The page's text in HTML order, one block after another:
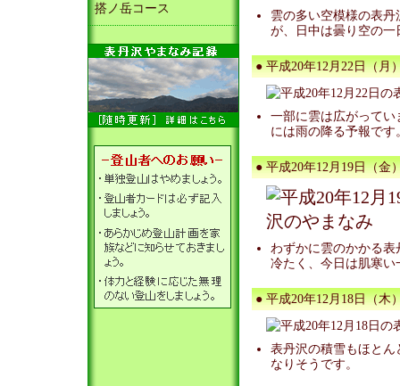
搭ノ岳コース
雲の多い空模様の表
が、日中は曇り空の
● 平成20年12月22日（月
一部に雲は広がって
には雨の降る予報です
● 平成20年12月19日（金
わずかに雲のかかる
冷たく、今日は肌寒
● 平成20年12月18日（木
表丹沢の積雪もほと
なりそうです。